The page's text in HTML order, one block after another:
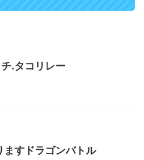
.タコリレー
ますドラゴンバトル